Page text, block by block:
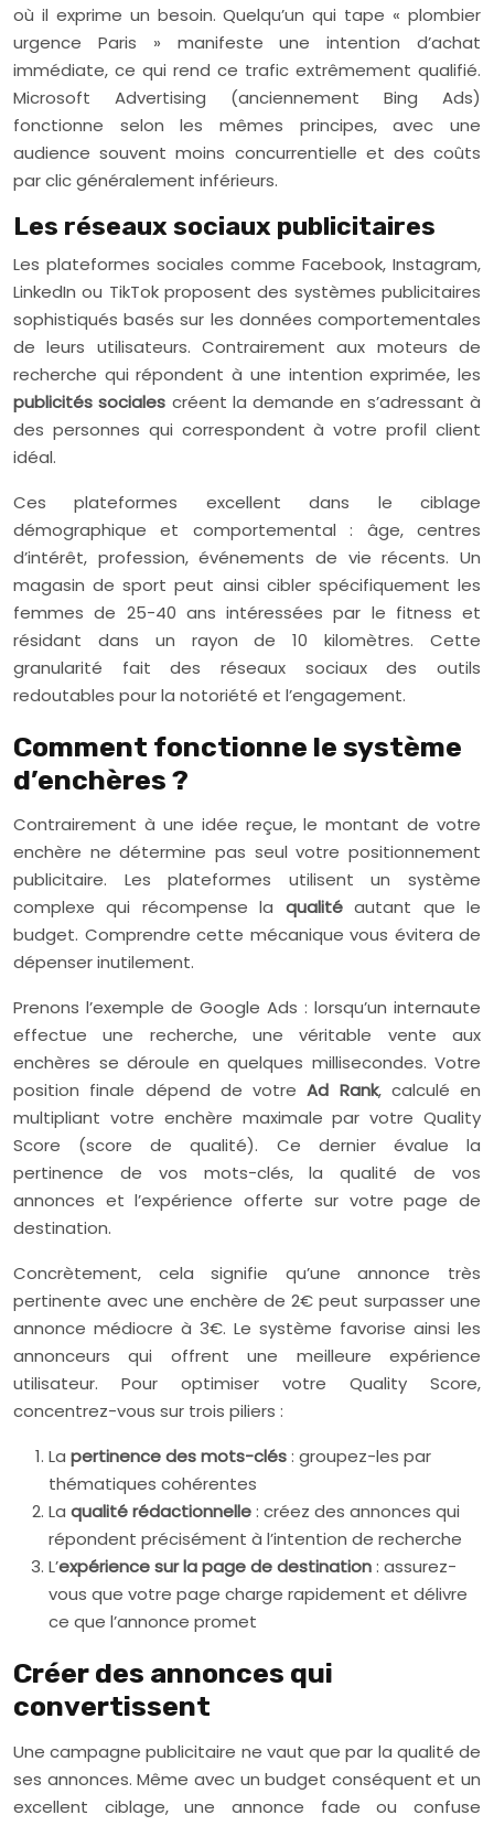
où il exprime un besoin. Quelqu’un qui tape « plombier
urgence Paris » manifeste une intention d’achat
immédiate, ce qui rend ce trafic extrêmement qualifié.
Microsoft Advertising (anciennement Bing Ads)
fonctionne selon les mêmes principes, avec une
audience souvent moins concurrentielle et des coûts
par clic généralement inférieurs.
Les réseaux sociaux publicitaires
Les plateformes sociales comme Facebook, Instagram,
LinkedIn ou TikTok proposent des systèmes publicitaires
sophistiqués basés sur les données comportementales
de leurs utilisateurs. Contrairement aux moteurs de
recherche qui répondent à une intention exprimée, les
publicités sociales créent la demande en s’adressant à
des personnes qui correspondent à votre profil client
idéal.
Ces plateformes excellent dans le ciblage
démographique et comportemental : âge, centres
d’intérêt, profession, événements de vie récents. Un
magasin de sport peut ainsi cibler spécifiquement les
femmes de 25-40 ans intéressées par le fitness et
résidant dans un rayon de 10 kilomètres. Cette
granularité fait des réseaux sociaux des outils
redoutables pour la notoriété et l’engagement.
Comment fonctionne le système
d’enchères ?
Contrairement à une idée reçue, le montant de votre
enchère ne détermine pas seul votre positionnement
publicitaire. Les plateformes utilisent un système
complexe qui récompense la qualitéautant que le
budget. Comprendre cette mécanique vous évitera de
dépenser inutilement.
Prenons l’exemple de Google Ads : lorsqu’un internaute
effectue une recherche, une véritable vente aux
enchères se déroule en quelques millisecondes. Votre
position finale dépend de votreAd Rank, calculé en
multipliant votre enchère maximale par votre Quality
Score (score de qualité). Ce dernier évalue la
pertinence de vos mots-clés, la qualité de vos
annonces et l’expérience offerte sur votre page de
destination.
Concrètement, cela signifie qu’une annonce très
pertinente avec une enchère de 2€ peut surpasser une
annonce médiocre à 3€. Le système favorise ainsi les
annonceurs qui offrent une meilleure expérience
utilisateur. Pour optimiser votre Quality Score,
concentrez-vous sur trois piliers :
La pertinence des mots-clés: groupez-les par
thématiques cohérentes
La qualité rédactionnelle: créez des annonces qui
répondent précisément à l’intention de recherche
L’expérience sur la page de destination: assurez-
vous que votre page charge rapidement et délivre
ce que l’annonce promet
Créer des annonces qui
convertissent
Une campagne publicitaire ne vaut que par la qualité de
ses annonces. Même avec un budget conséquent et un
excellent ciblage, une annonce fade ou confuse